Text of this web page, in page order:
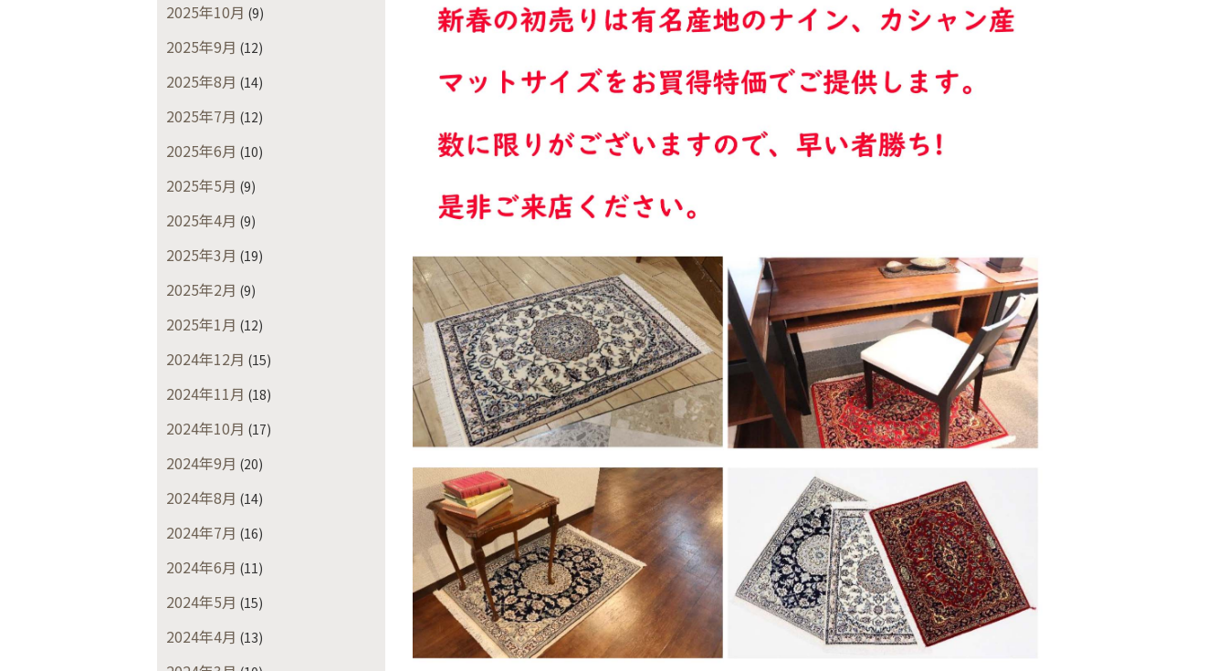
2025年10月 (9)
2025年9月 (12)
2025年8月 (14)
2025年7月 (12)
2025年6月 (10)
2025年5月 (9)
2025年4月 (9)
2025年3月 (19)
2025年2月 (9)
2025年1月 (12)
2024年12月 (15)
2024年11月 (18)
2024年10月 (17)
2024年9月 (20)
2024年8月 (14)
2024年7月 (16)
2024年6月 (11)
2024年5月 (15)
2024年4月 (13)